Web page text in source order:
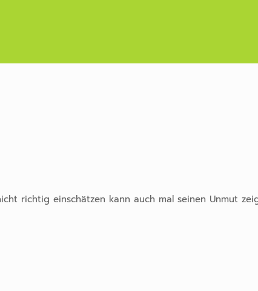
richtig einschätzen kann auch mal seinen Unmut